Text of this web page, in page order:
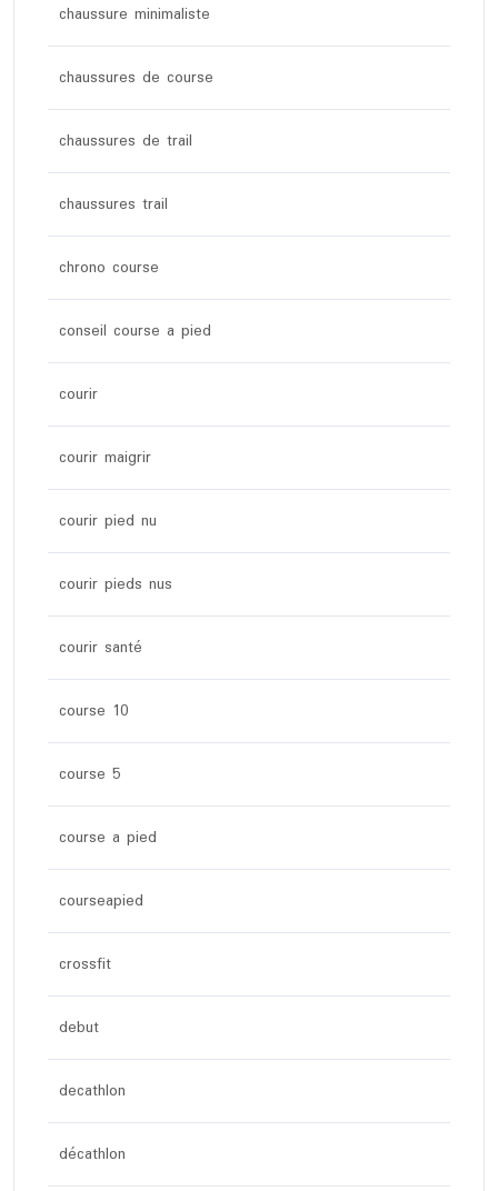
chaussure minimaliste
chaussures de course
chaussures de trail
chaussures trail
chrono course
conseil course a pied
courir
courir maigrir
courir pied nu
courir pieds nus
courir santé
course 10
course 5
course a pied
courseapied
crossfit
debut
decathlon
décathlon